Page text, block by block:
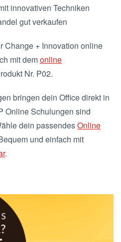
innovativen Techniken
gut verkaufen
Change + Innovation online
mit demonline
Nr. P02.
bringen dein Office direkt in
Online Schulungen sind
dein passendesOnline
und einfach mit
.